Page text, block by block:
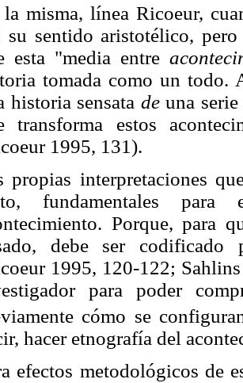
misma, línea Ricoeur,
su sentido aristotélico,
esta "media entre
tomada como un todo.
historia sensata deuna serie
transforma estos
1995, 131).
propias interpretaciones
fundamentales
Porque, para
debe ser codificado
1995, 120-122;
para poder
cómo se
hacer etnografía del
efectos metodológicos de